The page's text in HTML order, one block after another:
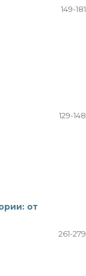
149-181
129-148
от
261-279